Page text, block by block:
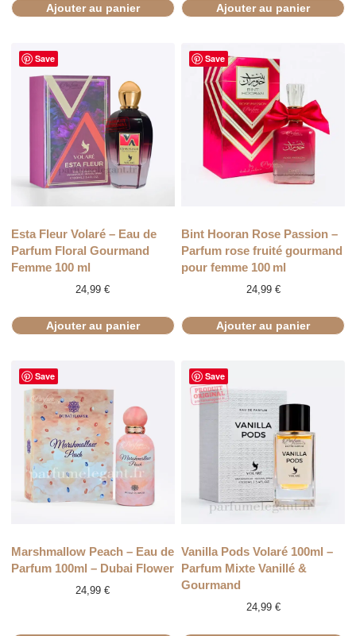
Ajouter au panier Ajouter au panier
Save
Esta Fleur Volaré – Eau de
Parfum Floral Gourmand
Femme 100 ml
24,99€
Ajouter au panier
Save
Bint Hooran Rose Passion –
Parfum rose fruité gourmand
pour femme 100 ml
24,99 €
Ajouter au panier
Save
Marshmallow Peach – Eau de
Parfum 100ml – Dubai Flower
24,99€
Save
Vanilla Pods Volaré 100ml –
Parfum Mixte Vanillé &
Gourmand
24,99 €